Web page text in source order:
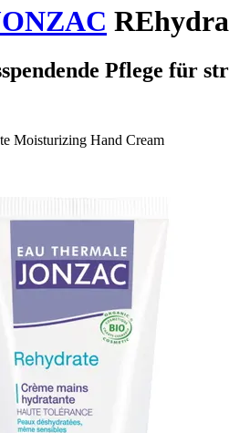
Pflege für
Moisturizing Hand Cream